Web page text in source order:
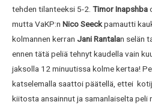
tehden tilanteeksi 5-2. Timor Inapshba
mutta VaKP:n Nico Seeckpamautti
kolmannen kerran Jani Rantalan selän
ennen tätä peliä tehnyt kaudella vain
jaksolla 12 minuutissa kolme kertaa!
katselemalla saattoi päätellä, ettei
kiitosta ansainnut ja samanlaiselta peli